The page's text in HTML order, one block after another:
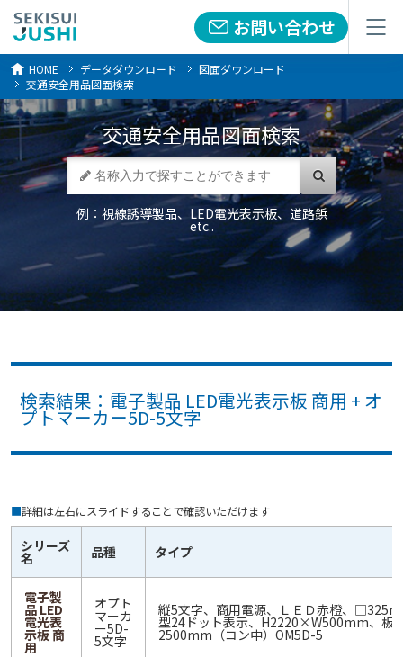
お問い合わせ
メニュー お問い合わせ
メニュー
HOME データダウンロード
図面ダウンロード
交通安全用品図面検索
交通安全用品図面検索
例：視線誘導製品、LED電光表示板、道路鋲
etc..
検索結果：電子製品 LED電光表示板 商用 + オ
プトマーカー5D-5文字
■詳細は左右にスライドすることで確認いただけます
シリーズ
名 品種 タイプ
電子製
品 LED
電光表
示板 商
用
オプト
マーカ
ー5D-
5文字
縦5文字、商用電源、ＬＥＤ赤橙、
型24ドット表示、H2220×W500mm、板
2500mm（コン中）OM5D-5